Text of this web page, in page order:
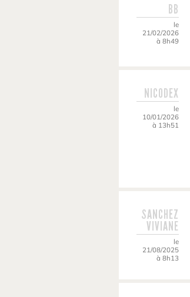
BB
le
21/02/2026
à 8h49
NICODEX
le
10/01/2026
à 13h51
SANCHEZ
VIVIANE
le
21/08/2025
à 8h13